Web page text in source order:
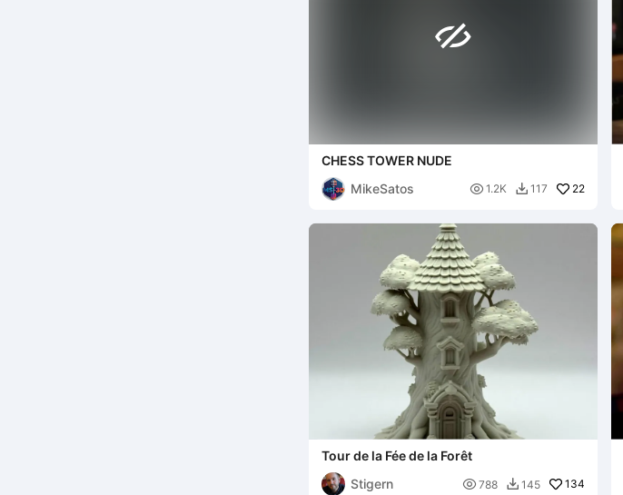

CHESS TOWER NUDE
MikeSatos
 1.2K  117 22
Tour de la Fée de la Forêt
Stigern
 788  145 134